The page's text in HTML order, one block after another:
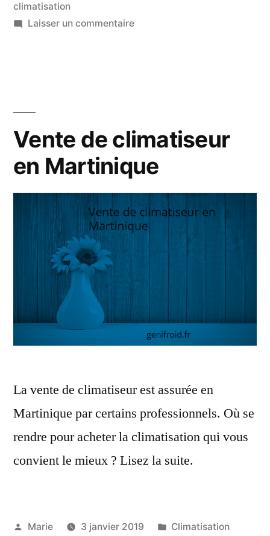
climatisation
Laisser un commentairesur
Fort
France
Vente de climatiseur
en Martinique
La vente de climatiseur est assurée en
Martinique par certains professionnels. Où se
rendre pour acheter la climatisation qui vous
convient le mieux ? Lisez la suite.
Publié
Marie 3 janvier 2019
Publié
Climatisation